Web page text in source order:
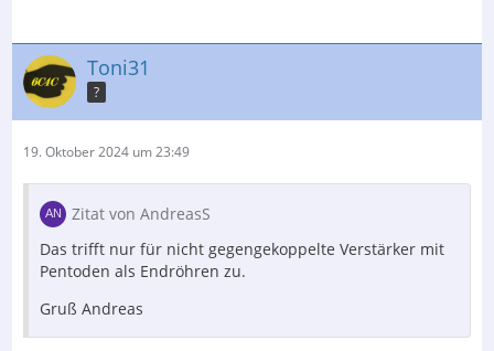
Toni31
?
19. Oktober 2024 um 23:49
Zitat von AndreasS
Das trifft nur für nicht gegengekoppelte Verstärker mit
Pentoden als Endröhren zu.
Gruß Andreas